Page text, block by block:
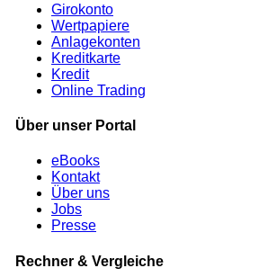
Girokonto
Wertpapiere
Anlagekonten
Kreditkarte
Kredit
Online Trading
Über unser Portal
eBooks
Kontakt
Über uns
Jobs
Presse
Rechner & Vergleiche